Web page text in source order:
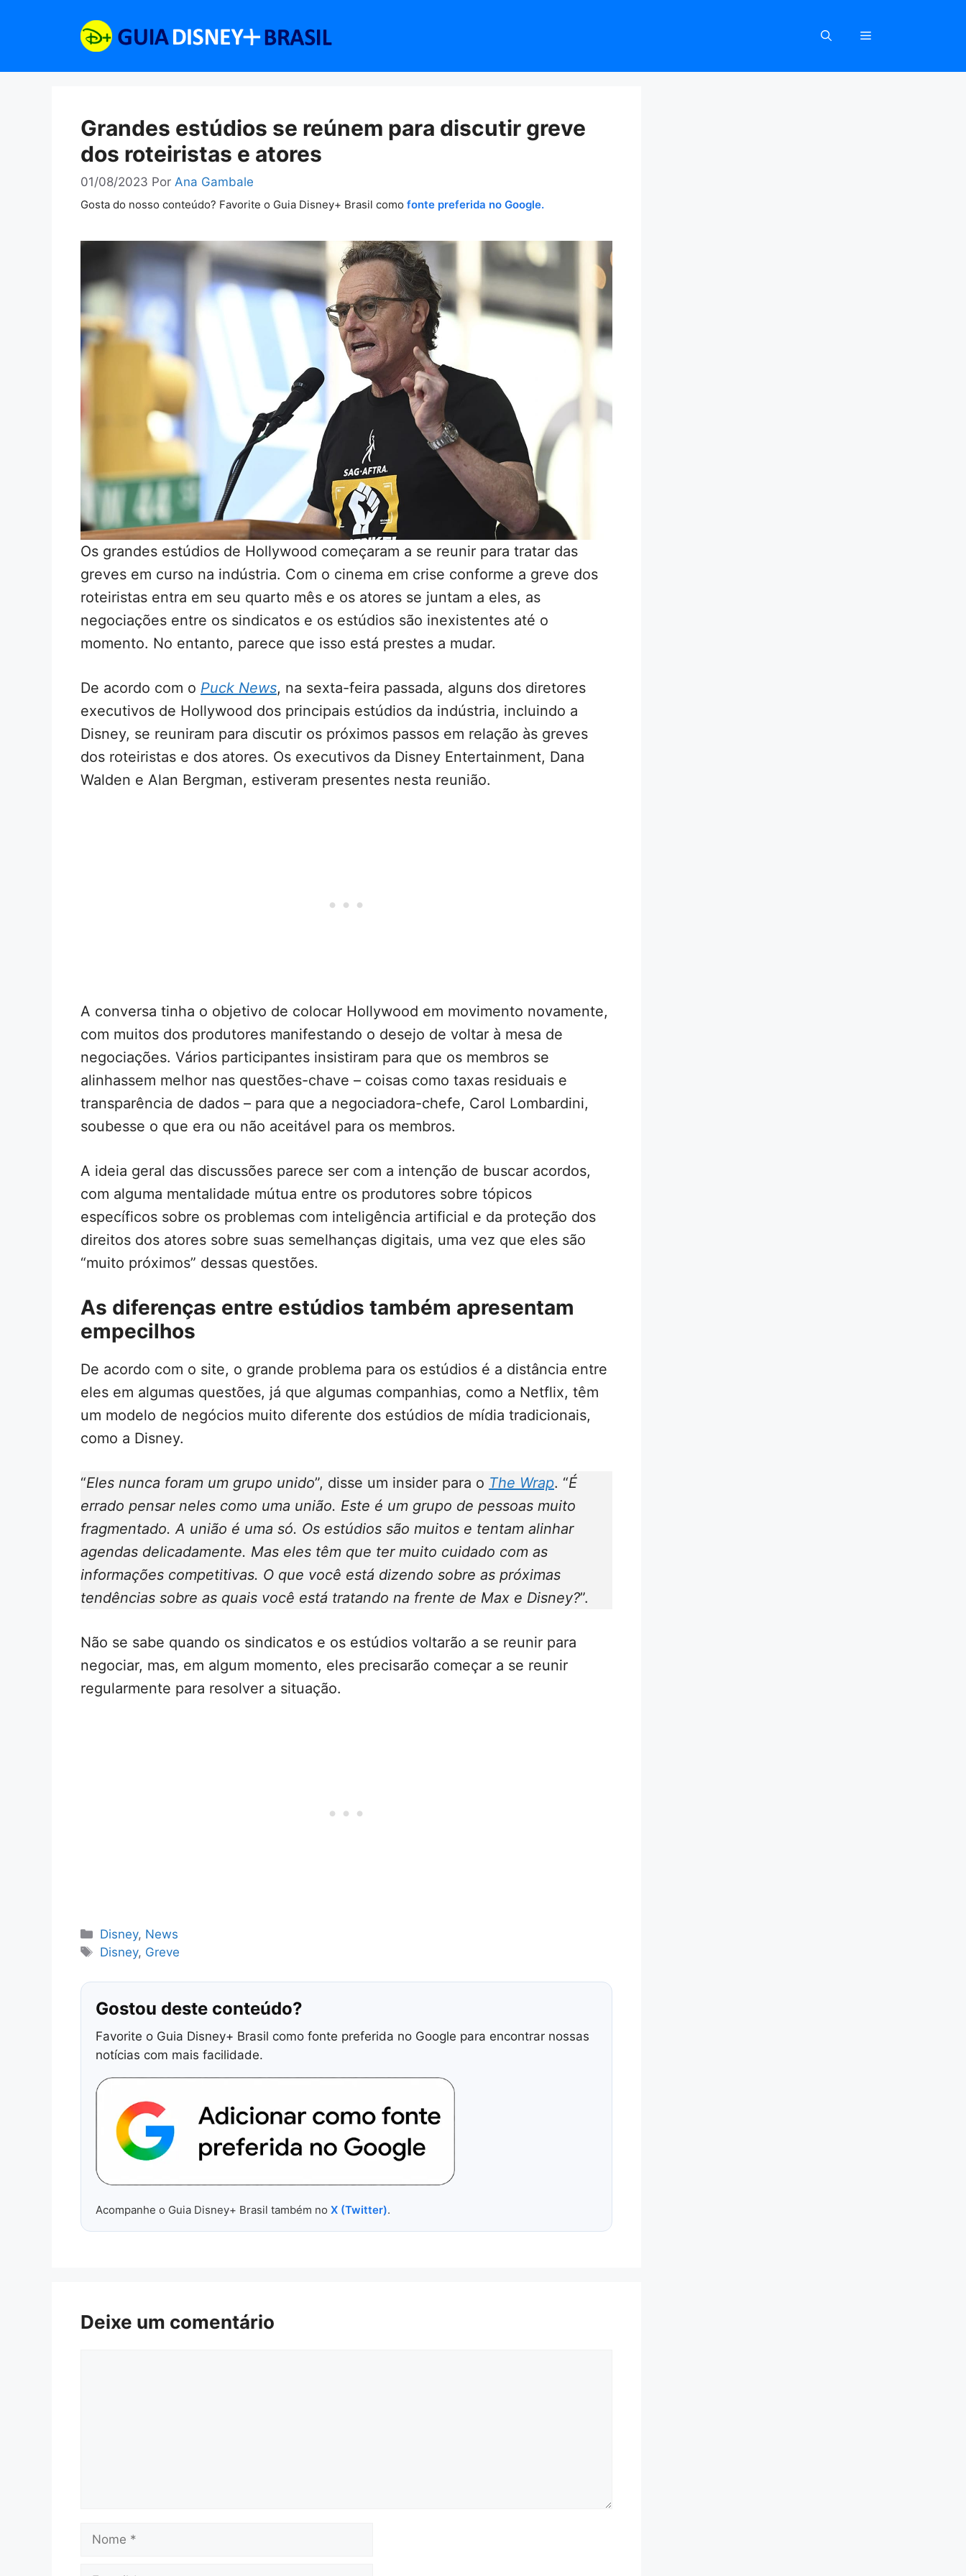
Grandes estúdios se reúnem para discutir greve
dos roteiristas e atores
01/08/2023 Por Ana Gambale
Gosta do nosso conteúdo? Favorite o Guia Disney+ Brasil como fonte preferida no Google.
Os grandes estúdios de Hollywood começaram a se reunir para tratar das
greves em curso na indústria. Com o cinema em crise conforme a greve dos
roteiristas entra em seu quarto mês e os atores se juntam a eles, as
negociações entre os sindicatos e os estúdios são inexistentes até o
momento. No entanto, parece que isso está prestes a mudar.
De acordo com o Puck News, na sexta-feira passada, alguns dos diretores
executivos de Hollywood dos principais estúdios da indústria, incluindo a
Disney, se reuniram para discutir os próximos passos em relação às greves
dos roteiristas e dos atores. Os executivos da Disney Entertainment, Dana
Walden e Alan Bergman, estiveram presentes nesta reunião.
A conversa tinha o objetivo de colocar Hollywood em movimento novamente,
com muitos dos produtores manifestando o desejo de voltar à mesa de
negociações. Vários participantes insistiram para que os membros se
alinhassem melhor nas questões-chave – coisas como taxas residuais e
transparência de dados – para que a negociadora-chefe, Carol Lombardini,
soubesse o que era ou não aceitável para os membros.
A ideia geral das discussões parece ser com a intenção de buscar acordos,
com alguma mentalidade mútua entre os produtores sobre tópicos
específicos sobre os problemas com inteligência artificial e da proteção dos
direitos dos atores sobre suas semelhanças digitais, uma vez que eles são
“muito próximos” dessas questões.
As diferenças entre estúdios também apresentam
empecilhos
De acordo com o site, o grande problema para os estúdios é a distância entre
eles em algumas questões, já que algumas companhias, como a Netflix, têm
um modelo de negócios muito diferente dos estúdios de mídia tradicionais,
como a Disney.
“Eles nunca foram um grupo unido”, disse um insider para o The Wrap. “É
errado pensar neles como uma união. Este é um grupo de pessoas muito
fragmentado. A união é uma só. Os estúdios são muitos e tentam alinhar
agendas delicadamente. Mas eles têm que ter muito cuidado com as
informações competitivas. O que você está dizendo sobre as próximas
tendências sobre as quais você está tratando na frente de Max e Disney?”.
Não se sabe quando os sindicatos e os estúdios voltarão a se reunir para
negociar, mas, em algum momento, eles precisarão começar a se reunir
regularmente para resolver a situação.
Categorias
Disney, News
Tags
Disney, Greve
Gostou deste conteúdo?
Favorite o Guia Disney+ Brasil como fonte preferida no Google para encontrar nossas
notícias com mais facilidade.
Acompanhe o Guia Disney+ Brasil também no X (Twitter).
Deixe um comentário
Nome